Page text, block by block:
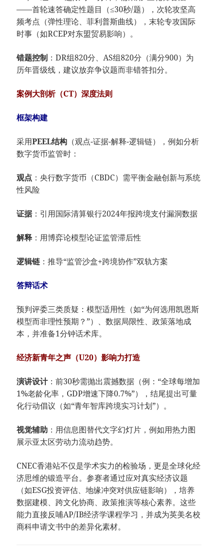
——首轮速答确定性题目（≤30秒/题），次轮攻坚高
频考点（弹性理论、菲利普斯曲线），末轮专攻国际
时事（如RCEP对东盟贸易影响）。
​错题控制​ ​：DR组820分、AS组820分（满分900）为
历年晋级线，建议放弃争议题而非错答扣分。
案例大剖析（CT）深度法则
​框架构建​
采用​​PEEL结构​ ​（观点-证据-解释-逻辑链），例如分析
数字货币监管时：
​观点​ ​：央行数字货币（CBDC）需平衡金融创新与系统
性风险
​证据​​：引用国际清算银行2024年报跨境支付漏洞数据
​解释​ ​：用博弈论模型论证监管滞后性
​逻辑链​ ​：推导“监管沙盒+跨境协作”双轨方案
​答辩话术​
预判评委三类质疑：模型适用性（如“为何选用凯恩斯
模型而非理性预期？”）、数据局限性、政策落地成
本，并准备1分钟话术库。
经济新青年之声（U20）影响力打造
​演讲设计​​：前30秒需抛出震撼数据（例：“全球每增加
1%老龄化率，GDP增速下降0.7%”），结尾提出可量
化行动倡议（如“青年智库跨境实习计划”）。
​视觉辅助​ ​：用信息图替代文字幻灯片，例如用热力图
展示亚太区劳动力流动趋势。
CNEC香港站不仅是学术实力的检验场，更是全球化经
济思维的锻造平台。参赛者通过应对真实经济议题
（如ESG投资评估、地缘冲突对供应链影响），培养
数据建模、跨文化协商、政策推演等核心素养。这些
能力直接反哺AP/IB经济学课程学习，并成为英美名校
商科申请文书中的差异化素材。